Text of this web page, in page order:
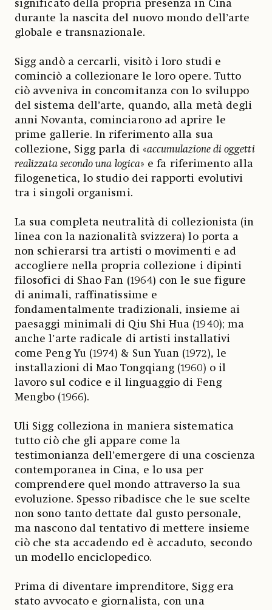
significato della propria presenza in Cina
durante la nascita del nuovo mondo dell’arte
globale e transnazionale.
Sigg andò a cercarli, visitò i loro studi e
cominciò a collezionare le loro opere. Tutto
ciò avveniva in concomitanza con lo sviluppo
del sistema dell’arte, quando, alla metà degli
anni Novanta, cominciarono ad aprire le
prime gallerie. In riferimento alla sua
collezione, Sigg parla di «accumulazione di oggetti
realizzata secondo una logica» e fa riferimento alla
filogenetica, lo studio dei rapporti evolutivi
tra i singoli organismi.
La sua completa neutralità di collezionista (in
linea con la nazionalità svizzera) lo porta a
non schierarsi tra artisti o movimenti e ad
accogliere nella propria collezione i dipinti
filosofici di Shao Fan (1964) con le sue figure
di animali, raffinatissime e
fondamentalmente tradizionali, insieme ai
paesaggi minimali di Qiu Shi Hua (1940); ma
anche l’arte radicale di artisti installativi
come Peng Yu (1974) & Sun Yuan (1972), le
installazioni di Mao Tongqiang (1960) o il
lavoro sul codice e il linguaggio di Feng
Mengbo (1966).
Uli Sigg colleziona in maniera sistematica
tutto ciò che gli appare come la
testimonianza dell’emergere di una coscienza
contemporanea in Cina, e lo usa per
comprendere quel mondo attraverso la sua
evoluzione. Spesso ribadisce che le sue scelte
non sono tanto dettate dal gusto personale,
ma nascono dal tentativo di mettere insieme
ciò che sta accadendo ed è accaduto, secondo
un modello enciclopedico.
Prima di diventare imprenditore, Sigg era
stato avvocato e giornalista, con una